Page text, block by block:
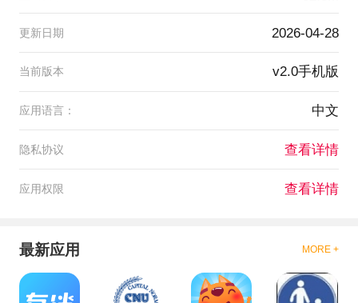
更新日期 2026-04-28
当前版本 v2.0手机版
应用语言： 中文
隐私协议 查看详情
应用权限 查看详情
最新应用 MORE +